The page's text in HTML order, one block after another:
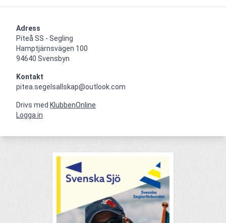
Adress
Piteå SS - Segling
Hamptjärnsvägen 100
94640 Svensbyn
Kontakt
pitea.segelsallskap@outlook.com
Drivs med KlubbenOnline
Logga in